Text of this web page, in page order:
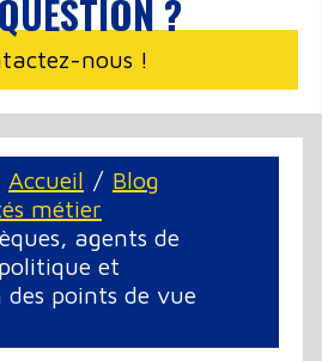
?
nous !
Accueil
Blog
métier
agents de
et
des points de vue